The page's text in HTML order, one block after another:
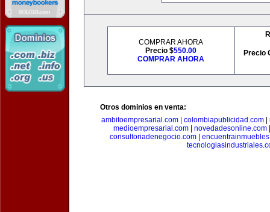
COMPRAR AHORA
Precio $550.00
COMPRAR AHORA
Precio
Otros dominios en venta:
ambitoempresarial.com| colombiapublicidad.com|
medioempresarial.com| novedadesonline.com
consultoriadenegocio.com|